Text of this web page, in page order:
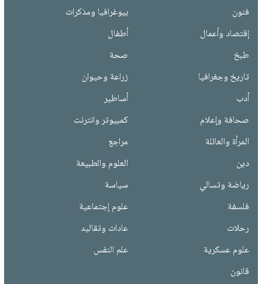
فنون
بيوغرافيا ومذكرات
إقتصاد وأعمال
أطفال
طبخ
صحة
تاريخ وجغرافيا
زراعة وحيوان
أدب
أساطير
صحافة وإعلام
كمبيوتر وانترنت
المرأة والعائلة
مراجع
دين
العلوم والطبيعة
رياضة وتسالي
سياسة
فلسفة
علوم إجتماعية
رحلات
عادات وتقاليد
علوم عسكرية
علم النفس
قانون